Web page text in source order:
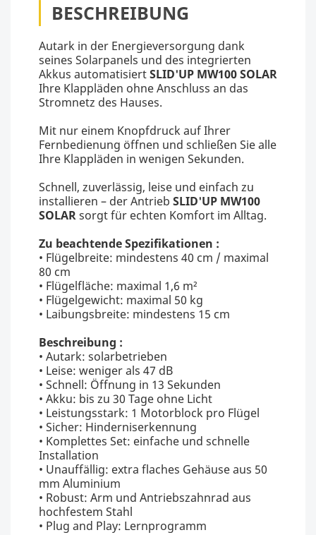
BESCHREIBUNG
Autark in der Energieversorgung dank
seines Solarpanels und des integrierten
Akkus automatisiertSLID'UP MW100 SOLAR
Ihre Klappläden ohne Anschluss an das
Stromnetz des Hauses.
Mit nur einem Knopfdruck auf Ihrer
Fernbedienung öffnen und schließen Sie alle
Ihre Klappläden in wenigen Sekunden.
Schnell, zuverlässig, leise und einfach zu
installieren – der Antrieb SLID'UP MW100
SOLARsorgt für echten Komfort im Alltag.
Zu beachtende Spezifikationen :
• Flügelbreite: mindestens 40 cm / maximal
80 cm
• Flügelfläche: maximal 1,6 m²
• Flügelgewicht: maximal 50 kg
• Laibungsbreite: mindestens 15 cm
Beschreibung :
• Autark: solarbetrieben
• Leise: weniger als 47 dB
• Schnell: Öffnung in 13 Sekunden
• Akku: bis zu 30 Tage ohne Licht
• Leistungsstark: 1 Motorblock pro Flügel
• Sicher: Hinderniserkennung
• Komplettes Set: einfache und schnelle
Installation
• Unauffällig: extra flaches Gehäuse aus 50
mm Aluminium
• Robust: Arm und Antriebszahnrad aus
hochfestem Stahl
• Plug and Play: Lernprogramm